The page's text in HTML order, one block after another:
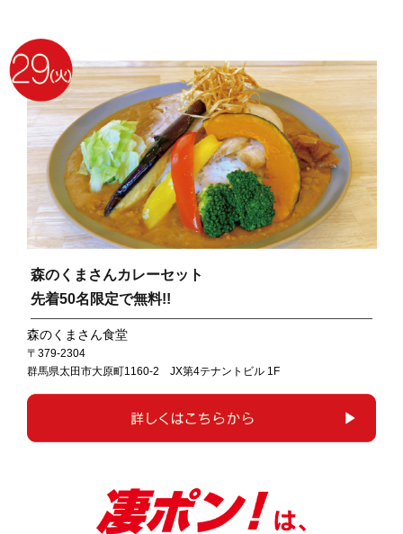
森のくまさんカレーセット
先着50名限定で無料!!
森のくまさん食堂
〒379-2304
群馬県太田市大原町1160-2 JX第4テナントビル 1F